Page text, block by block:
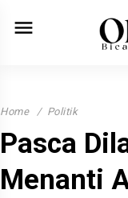
menu
Home Politik
Pasca
Menanti